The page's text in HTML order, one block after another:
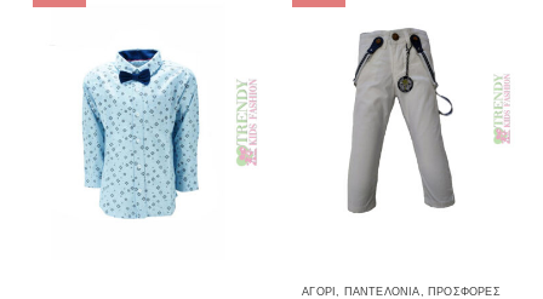
ΑΓΌΡΙ ΠΑΝΤΕΛΌΝΙΑ ΠΡΟΣΦΟΡΈΣ